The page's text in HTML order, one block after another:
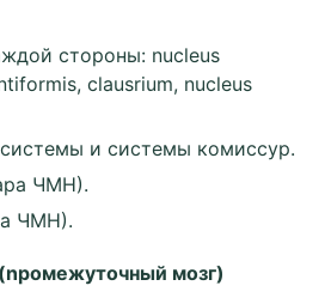
стороны: nucleus
clausrium, nucleus
и системы комиссур.
ЧMH).
ЧMH).
мозг)